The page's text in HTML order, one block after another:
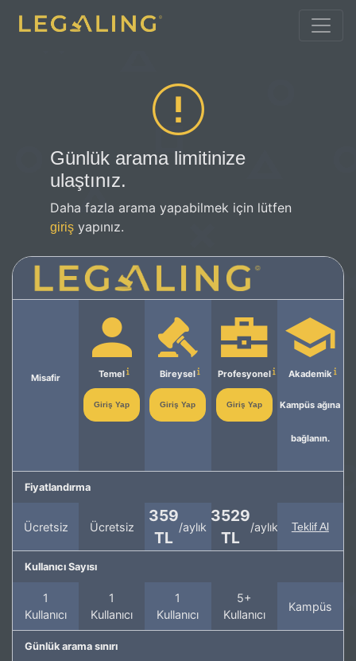
Günlük arama limitinize
ulaştınız.
Daha fazla arama yapabilmek için lütfen
giriş yapınız.
Misafir Temel
Giriş Yap
Bireysel
Giriş Yap
Profesyonel
Giriş Yap
Akademik
Kampüs ağına
bağlanın.
Fiyatlandırma
Ücretsiz Ücretsiz
359
TL
/aylık
3529
TL
/aylık Teklif Al
Kullanıcı Sayısı
1
Kullanıcı
1
Kullanıcı
1
Kullanıcı
5+
Kullanıcı
Kampüs
Günlük arama sınırı